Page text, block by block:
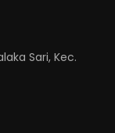
Sari, Kec.